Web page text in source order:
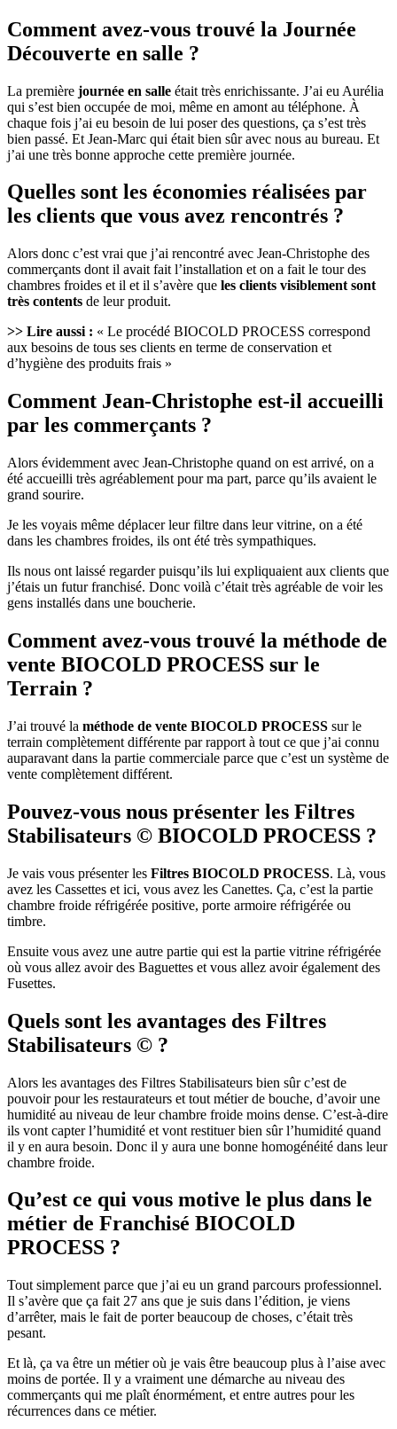
Comment avez-vous trouvé la Journée
Découverte en salle ?
La première journée en salle était très enrichissante. J’ai eu Aurélia
qui s’est bien occupée de moi, même en amont au téléphone. À
chaque fois j’ai eu besoin de lui poser des questions, ça s’est très
bien passé. Et Jean-Marc qui était bien sûr avec nous au bureau. Et
j’ai une très bonne approche cette première journée.
Quelles sont les économies réalisées par
les clients que vous avez rencontrés ?
Alors donc c’est vrai que j’ai rencontré avec Jean-Christophe des
commerçants dont il avait fait l’installation et on a fait le tour des
chambres froides et il et il s’avère que les clients visiblement sont
très contents de leur produit.
>> Lire aussi : « Le procédé BIOCOLD PROCESS correspond
aux besoins de tous ses clients en terme de conservation et
d’hygiène des produits frais »
Comment Jean-Christophe est-il accueilli
par les commerçants ?
Alors évidemment avec Jean-Christophe quand on est arrivé, on a
été accueilli très agréablement pour ma part, parce qu’ils avaient le
grand sourire.
Je les voyais même déplacer leur filtre dans leur vitrine, on a été
dans les chambres froides, ils ont été très sympathiques.
Ils nous ont laissé regarder puisqu’ils lui expliquaient aux clients que
j’étais un futur franchisé. Donc voilà c’était très agréable de voir les
gens installés dans une boucherie.
Comment avez-vous trouvé la méthode de
vente BIOCOLD PROCESS sur le
Terrain ?
J’ai trouvé la méthode de vente BIOCOLD PROCESS sur le
terrain complètement différente par rapport à tout ce que j’ai connu
auparavant dans la partie commerciale parce que c’est un système de
vente complètement différent.
Pouvez-vous nous présenter les Filtres
Stabilisateurs © BIOCOLD PROCESS ?
Je vais vous présenter les Filtres BIOCOLD PROCESS. Là, vous
avez les Cassettes et ici, vous avez les Canettes. Ça, c’est la partie
chambre froide réfrigérée positive, porte armoire réfrigérée ou
timbre.
Ensuite vous avez une autre partie qui est la partie vitrine réfrigérée
où vous allez avoir des Baguettes et vous allez avoir également des
Fusettes.
Quels sont les avantages des Filtres
Stabilisateurs © ?
Alors les avantages des Filtres Stabilisateurs bien sûr c’est de
pouvoir pour les restaurateurs et tout métier de bouche, d’avoir une
humidité au niveau de leur chambre froide moins dense. C’est-à-dire
ils vont capter l’humidité et vont restituer bien sûr l’humidité quand
il y en aura besoin. Donc il y aura une bonne homogénéité dans leur
chambre froide.
Qu’est ce qui vous motive le plus dans le
métier de Franchisé BIOCOLD
PROCESS ?
Tout simplement parce que j’ai eu un grand parcours professionnel.
Il s’avère que ça fait 27 ans que je suis dans l’édition, je viens
d’arrêter, mais le fait de porter beaucoup de choses, c’était très
pesant.
Et là, ça va être un métier où je vais être beaucoup plus à l’aise avec
moins de portée. Il y a vraiment une démarche au niveau des
commerçants qui me plaît énormément, et entre autres pour les
récurrences dans ce métier.